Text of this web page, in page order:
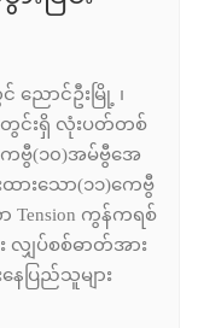
ညောင်ဦးမြို့ ၊
င်းရှိ လုံးပတ်တစ်
ေဗွီ(၁၀)အမ်ဗွီအေ
ထားသော(၁၁)ကေဗွီ
Tension ကွန်ကရစ်
လျှပ်စစ်ဓာတ်အား
ပြည်သူများ